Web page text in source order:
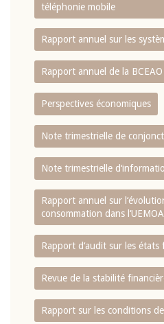
téléphonie mobile
Rapport annuel sur les
Rapport annuel de la BCEAO
Perspectives économiques
Note trimestrielle de
Note trimestrielle
Rapport annuel sur
consommation dans
Rapport d‘audit sur les états
Revue de la stabilité
Rapport sur les conditions